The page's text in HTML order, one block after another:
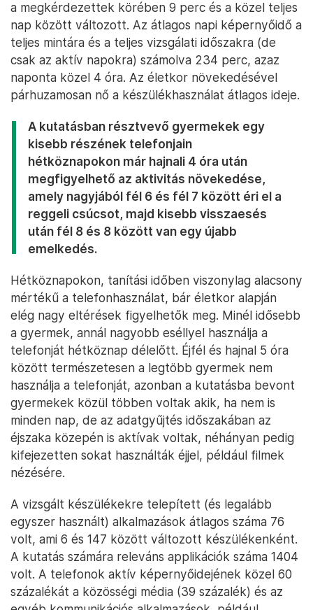
a megkérdezettek körében 9 perc és a közel teljes
nap között változott. Az átlagos napi képernyőidő a
teljes mintára és a teljes vizsgálati időszakra (de
csak az aktív napokra) számolva 234 perc, azaz
naponta közel 4 óra. Az életkor növekedésével
párhuzamosan nő a készülékhasználat átlagos ideje.
A kutatásban résztvevő gyermekek egy
kisebb részének telefonjain
hétköznapokon már hajnali 4 óra után
megfigyelhető az aktivitás növekedése,
amely nagyjából fél 6 és fél 7 között éri el a
reggeli csúcsot, majd kisebb visszaesés
után fél 8 és 8 között van egy újabb
emelkedés.
Hétköznapokon, tanítási időben viszonylag alacsony
mértékű a telefonhasználat, bár életkor alapján
elég nagy eltérések figyelhetők meg. Minél idősebb
a gyermek, annál nagyobb eséllyel használja a
telefonját hétköznap délelőtt. Éjfél és hajnal 5 óra
között természetesen a legtöbb gyermek nem
használja a telefonját, azonban a kutatásba bevont
gyermekek közül többen voltak akik, ha nem is
minden nap, de az adatgyűjtés időszakában az
éjszaka közepén is aktívak voltak, néhányan pedig
kifejezetten sokat használták éjjel, például filmek
nézésére.
A vizsgált készülékekre telepített (és legalább
egyszer használt) alkalmazások átlagos száma 76
volt, ami 6 és 147 között változott készülékenként.
A kutatás számára releváns applikációk száma 1404
volt. A telefonok aktív képernyőidejének közel 60
százalékát a közösségi média (39 százalék) és az